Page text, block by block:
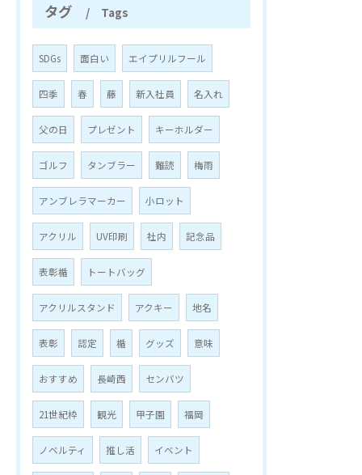
タグ Tags
SDGs 面白い エイプリルフール
四季 春 藤 新入社員 名入れ
父の日 プレゼント キーホルダー
ゴルフ タンブラー 難読 梅雨
アンブレラマーカー 小ロット
アクリル UV印刷 社内 記念品
表彰楯 トートバッグ
アクリルスタンド アクキー 地名
表彰 認定 楯 グッズ 意味
おすすめ 長崎西 センバツ
21世紀枠 観光 甲子園 福岡
ノベルティ 推し活 イベント